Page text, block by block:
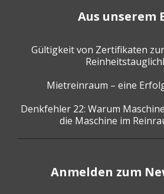
Aus unserem
Gültigkeit von Zertifikaten
Mietreinraum – eine
Denkfehler 22: Warum
die Maschine im
Anmelden zum